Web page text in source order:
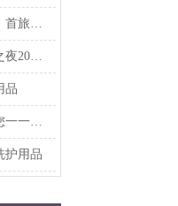
本土酒店集团的风雨历程：首旅、华住、东呈、尚美、雅斯特、铂涛、亚朵、开元、美豪...
檀悦度假酒店集团奥斯卡之夜2019年度客户答谢晚宴
品
酒店用品具体的分类，带您一一知晓
护用品